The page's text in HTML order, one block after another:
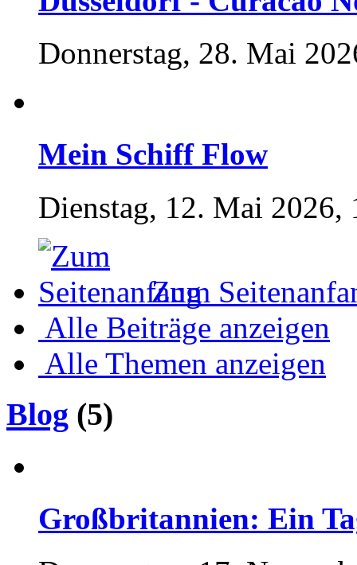
Donnerstag, 28. Mai
Mein Schiff Flow
Dienstag, 12. Mai 2026,
Zum
Alle Beiträge anzeigen
Alle Themen anzeigen
Blog (5)
Großbritannien: Ein